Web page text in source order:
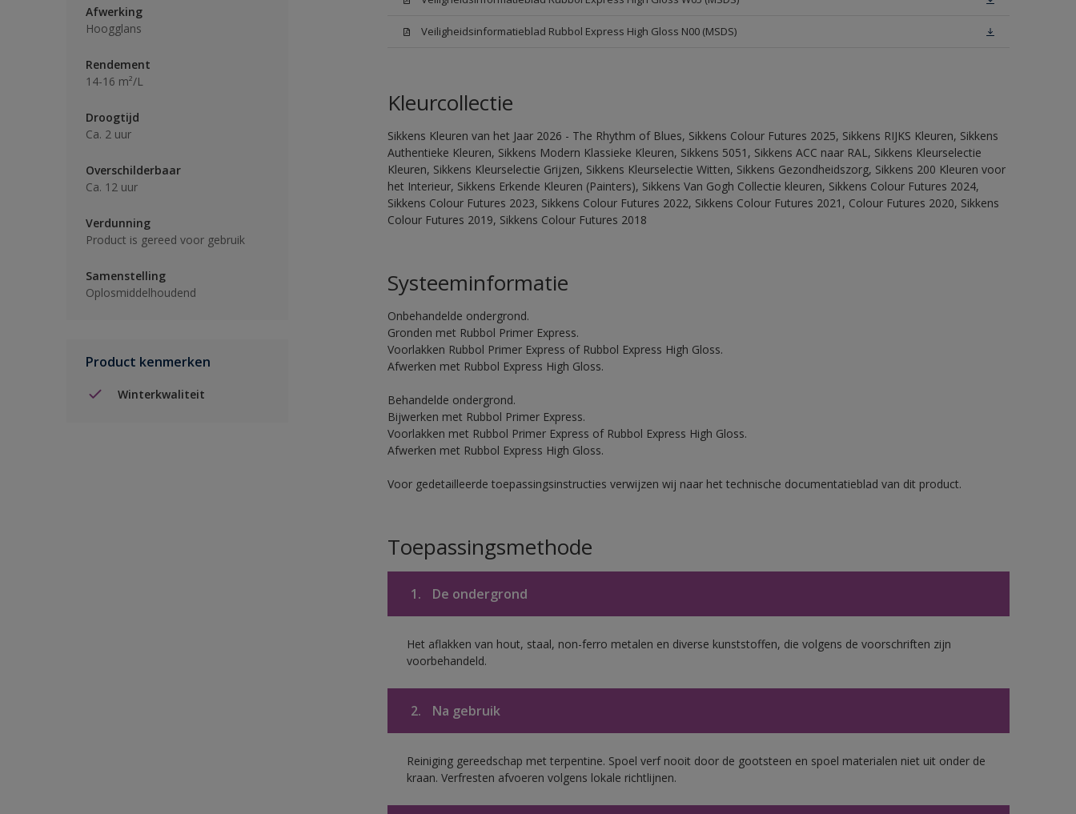
Afwerking
Hoogglans
Rendement
14-16 m²/L
Droogtijd
Ca. 2 uur
Overschilderbaar
Ca. 12 uur
Verdunning
Product is gereed voor gebruik
Samenstelling
Oplosmiddelhoudend
Product kenmerken
Winterkwaliteit
Veiligheidsinformatieblad Rubbol Express High Gloss N00 (MSDS)
Kleurcollectie
Sikkens Kleuren van het Jaar 2026 - The Rhythm of Blues, Sikkens Colour Futures 2025, Sikkens RIJKS Kleuren, Sikkens
Authentieke Kleuren, Sikkens Modern Klassieke Kleuren, Sikkens 5051, Sikkens ACC naar RAL, Sikkens Kleurselectie
Kleuren, Sikkens Kleurselectie Grijzen, Sikkens Kleurselectie Witten, Sikkens Gezondheidszorg, Sikkens 200 Kleuren voor
het Interieur, Sikkens Erkende Kleuren (Painters), Sikkens Van Gogh Collectie kleuren, Sikkens Colour Futures 2024,
Sikkens Colour Futures 2023, Sikkens Colour Futures 2022, Sikkens Colour Futures 2021, Colour Futures 2020, Sikkens
Colour Futures 2019, Sikkens Colour Futures 2018
Systeeminformatie
Onbehandelde ondergrond.
Gronden met Rubbol Primer Express.
Voorlakken Rubbol Primer Express of Rubbol Express High Gloss.
Afwerken met Rubbol Express High Gloss.
Behandelde ondergrond.
Bijwerken met Rubbol Primer Express.
Voorlakken met Rubbol Primer Express of Rubbol Express High Gloss.
Afwerken met Rubbol Express High Gloss.
Voor gedetailleerde toepassingsinstructies verwijzen wij naar het technische documentatieblad van dit product.
Toepassingsmethode
1. De ondergrond
Het aflakken van hout, staal, non-ferro metalen en diverse kunststoffen, die volgens de voorschriften zijn
voorbehandeld.
2. Na gebruik
Reiniging gereedschap met terpentine. Spoel verf nooit door de gootsteen en spoel materialen niet uit onder de
kraan. Verfresten afvoeren volgens lokale richtlijnen.